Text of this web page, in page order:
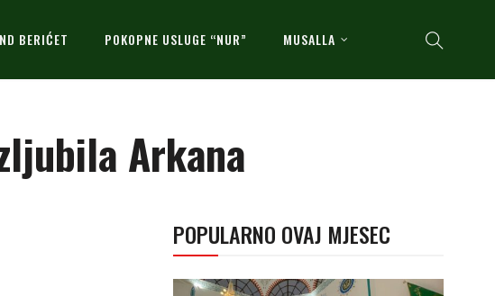
BERIĆET POKOPNE USLUGE “NUR” MUSALLA
Arkana
POPULARNO OVAJ MJESEC